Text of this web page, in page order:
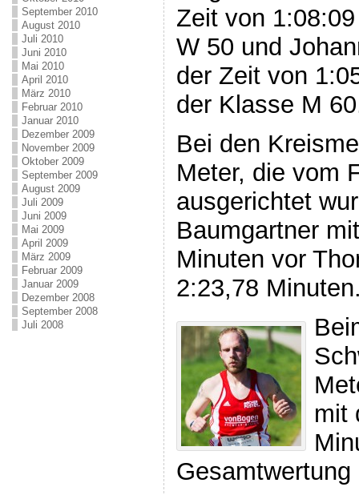
September 2010
August 2010
Juli 2010
Juni 2010
Mai 2010
April 2010
März 2010
Februar 2010
Januar 2010
Dezember 2009
November 2009
Oktober 2009
September 2009
August 2009
Juli 2009
Juni 2009
Mai 2009
April 2009
März 2009
Februar 2009
Januar 2009
Dezember 2008
September 2008
Juli 2008
Zeit von
W 50 und
der Zeit von
der Klasse M
Bei den
Meter, die vom
ausgerichtet
Baumgartner
Minuten vor
2:23,78
mit